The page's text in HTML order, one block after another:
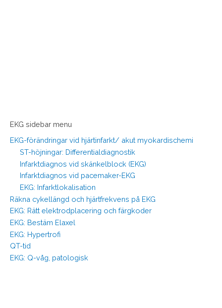
EKG sidebar menu
EKG-förändringar vid hjärtinfarkt/ akut myokardischemi
ST-höjningar: Differentialdiagnostik
Infarktdiagnos vid skänkelblock (EKG)
Infarktdiagnos vid pacemaker-EKG
EKG: Infarktlokalisation
Räkna cykellängd och hjärtfrekvens på EKG
EKG: Rätt elektrodplacering och färgkoder
EKG: Bestäm Elaxel
EKG: Hypertrofi
QT-tid
EKG: Q-våg, patologisk